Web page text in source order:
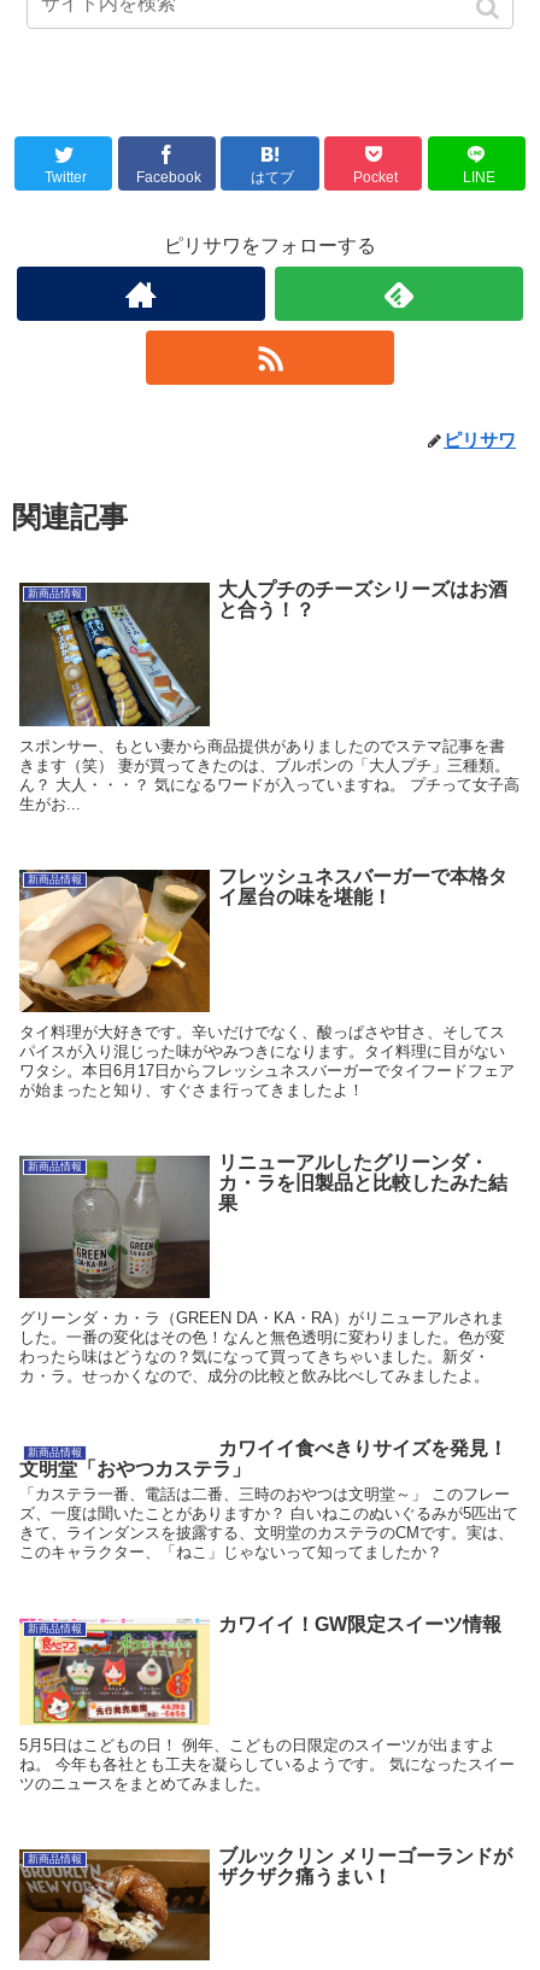
Twitter Facebook はてブ Pocket LINE
ピリサワをフォローする
ピリサワ
関連記事
新商品情報
大人プチのチーズシリーズはお酒
と合う！？
スポンサー、もとい妻から商品提供がありましたのでステマ記事を書
きます（笑） 妻が買ってきたのは、ブルボンの「大人プチ」三種類。
ん？ 大人・・・？ 気になるワードが入っていますね。 プチって女子高
生がお...
新商品情報
フレッシュネスバーガーで本格タ
イ屋台の味を堪能！
タイ料理が大好きです。辛いだけでなく、酸っぱさや甘さ、そしてス
パイスが入り混じった味がやみつきになります。タイ料理に目がない
ワタシ。本日6月17日からフレッシュネスバーガーでタイフードフェア
が始まったと知り、すぐさま行ってきましたよ！
新商品情報
リニューアルしたグリーンダ・
カ・ラを旧製品と比較したみた結
果
グリーンダ・カ・ラ（GREEN DA・KA・RA）がリニューアルされま
した。一番の変化はその色！なんと無色透明に変わりました。色が変
わったら味はどうなの？気になって買ってきちゃいました。新ダ・
カ・ラ。せっかくなので、成分の比較と飲み比べしてみましたよ。
新商品情報
カワイイ食べきりサイズを発見！
文明堂「おやつカステラ」
「カステラ一番、電話は二番、三時のおやつは文明堂～」 このフレー
ズ、一度は聞いたことがありますか？ 白いねこのぬいぐるみが5匹出て
きて、ラインダンスを披露する、文明堂のカステラのCMです。実は、
このキャラクター、「ねこ」じゃないって知ってましたか？
新商品情報 カワイイ！GW限定スイーツ情報
5月5日はこどもの日！ 例年、こどもの日限定のスイーツが出ますよ
ね。 今年も各社とも工夫を凝らしているようです。 気になったスイー
ツのニュースをまとめてみました。
新商品情報
ブルックリン メリーゴーランドが
ザクザク痛うまい！